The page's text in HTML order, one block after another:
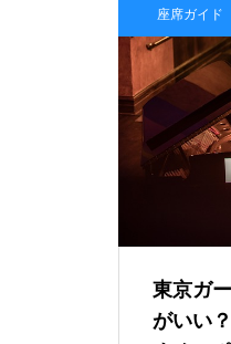
座席ガイド
東京ガ
がいい